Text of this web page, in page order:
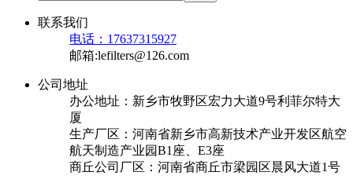
联系我们
电话：17637315927
邮箱:lefilters@126.com
公司地址
办公地址：新乡市牧野区宏力大道9号利菲尔特大
厦
生产厂区：河南省新乡市高新技术产业开发区航空
航天制造产业园B1座、E3座
商丘公司厂区：河南省商丘市梁园区晨风大道1号